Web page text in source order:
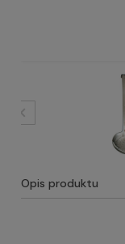
Opis produktu